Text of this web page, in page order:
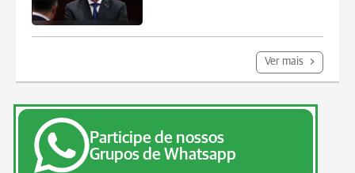
Ver mais
Participe de nossos
Grupos de Whatsapp